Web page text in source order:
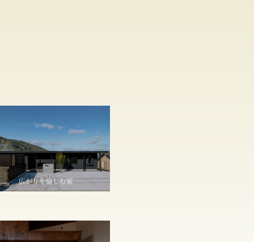
広がりを愉しむ家